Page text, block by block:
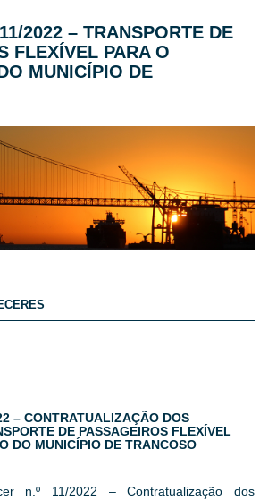
2022 – TRANSPORTE DE
FLEXÍVEL PARA O
MUNICÍPIO DE
– CONTRATUALIZAÇÃO DOS
DE PASSAGEIROS FLEXÍVEL
DO MUNICÍPIO DE TRANCOSO
n.º 11/2022 – Contratualização dos